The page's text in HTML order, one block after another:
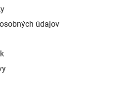
údajov